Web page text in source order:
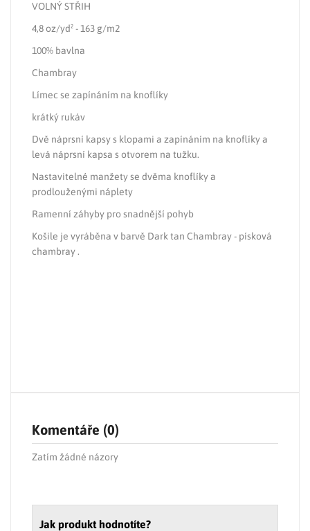
VOLNÝ STŘIH
4,8 oz/yd² - 163 g/m2
100% bavlna
Chambray
Límec se zapínáním na knoflíky
krátký rukáv
Dvě náprsní kapsy s klopami a zapínáním na knoflíky a
levá náprsní kapsa s otvorem na tužku.
Nastavitelné manžety se dvěma knoflíky a
prodlouženými náplety
Ramenní záhyby pro snadnější pohyb
Košile je vyráběna v barvě Dark tan Chambray - písková
chambray .
Komentáře (0)
Zatím žádné názory
Jak produkt hodnotíte?